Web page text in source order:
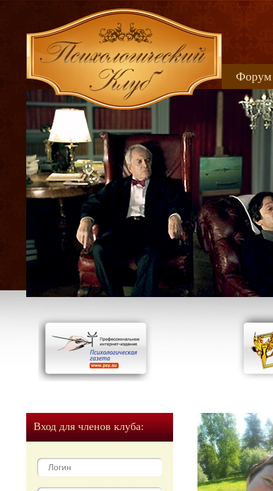
Форум
Вход для членов клуба: